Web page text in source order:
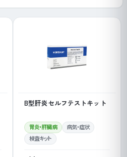
B型肝炎セルフテストキット
胃炎・肝臓病 病気・症状
検査キット